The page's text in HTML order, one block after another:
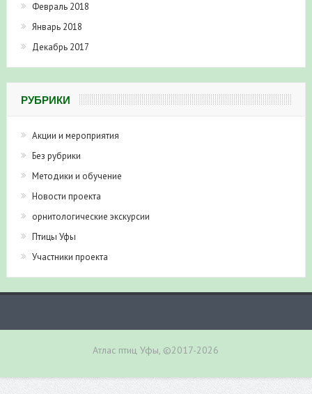
Февраль 2018
Январь 2018
Декабрь 2017
РУБРИКИ
Акции и мероприятия
Без рубрики
Методики и обучение
Новости проекта
орнитологические экскурсии
Птицы Уфы
Участники проекта
Атлас птиц Уфы, ©2017-2026